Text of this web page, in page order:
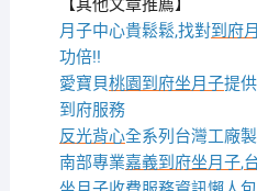
【其他文章推薦】
月子中心貴鬆鬆,找對到府
功倍!!
愛寶貝桃園到府坐月子提
到府服務
反光背心全系列台灣工廠
南部專業嘉義到府坐月子,